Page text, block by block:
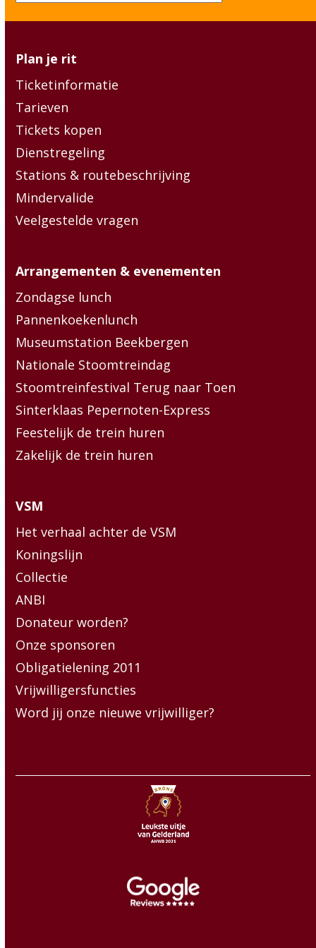
Plan je rit
Ticketinformatie
Tarieven
Tickets kopen
Dienstregeling
Stations & routebeschrijving
Mindervalide
Veelgestelde vragen
Arrangementen & evenementen
Zondagse lunch
Pannenkoekenlunch
Museumstation Beekbergen
Nationale Stoomtreindag
Stoomtreinfestival Terug naar Toen
Sinterklaas Pepernoten-Express
Feestelijk de trein huren
Zakelijk de trein huren
VSM
Het verhaal achter de VSM
Koningslijn
Collectie
ANBI
Donateur worden?
Onze sponsoren
Obligatielening 2011
Vrijwilligersfuncties
Word jij onze nieuwe vrijwilliger?